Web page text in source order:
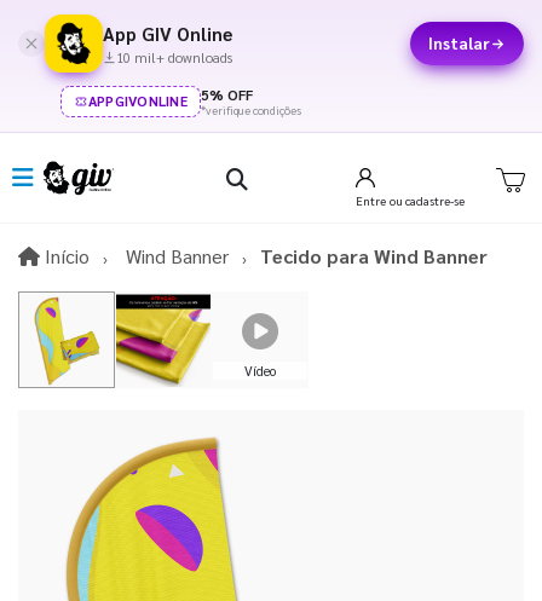
App GIV Online
10 mil+ downloads
Instalar
APPGIVONLINE 5% OFF
*verifique condições
Entre ou cadastre-se
Início InícioWind Banner Tecido para Wind Banner
Vídeo